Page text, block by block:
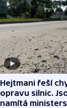
Hejtmani řeší
opravu silnic.
namítá